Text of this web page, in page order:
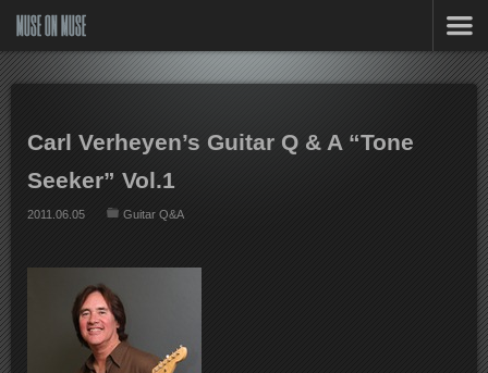
MUSE ON MUSE
Carl Verheyen’s Guitar Q & A “Tone
Seeker” Vol.1
2011.06.05 Guitar Q&A